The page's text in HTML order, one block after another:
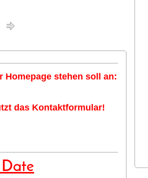
Homepage stehen soll an:
das Kontaktformular!
Date